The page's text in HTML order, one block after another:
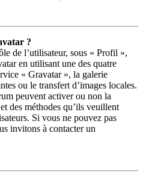
?
de l’utilisateur, sous « Profil »,
en utilisant une des quatre
« Gravatar », la galerie
ou le transfert d’images locales.
peuvent activer ou non la
des méthodes qu’ils veuillent
Si vous ne pouvez pas
invitons à contacter un